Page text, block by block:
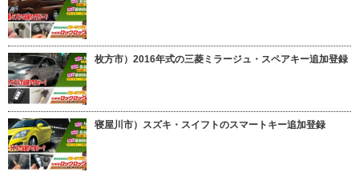
枚方市）2016年式の三菱ミラージュ・スペアキー追加登録
寝屋川市）スズキ・スイフトのスマートキー追加登録